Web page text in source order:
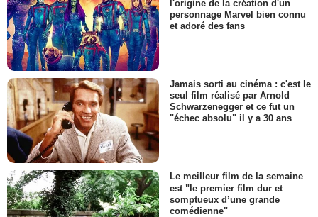
l'origine de la création d'un
personnage Marvel bien connu
et adoré des fans
Jamais sorti au cinéma : c'est le
seul film réalisé par Arnold
Schwarzenegger et ce fut un
"échec absolu" il y a 30 ans
Le meilleur film de la semaine
est "le premier film dur et
somptueux d’une grande
comédienne"